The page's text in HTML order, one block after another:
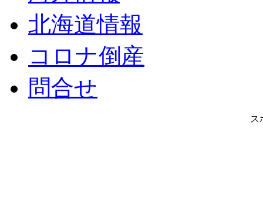
北海道情報
コロナ倒産
問合せ
ス